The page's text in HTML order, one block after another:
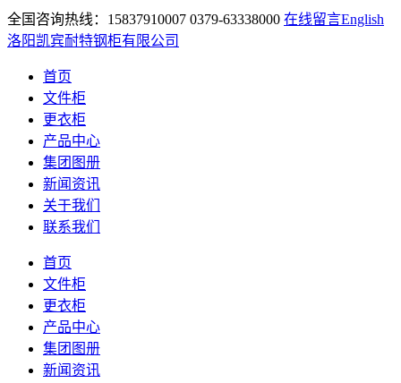
全国咨询热线：15837910007 0379-63338000 在线留言English
洛阳凯宾耐特钢柜有限公司
首页
文件柜
更衣柜
产品中心
集团图册
新闻资讯
关于我们
联系我们
首页
文件柜
更衣柜
产品中心
集团图册
新闻资讯